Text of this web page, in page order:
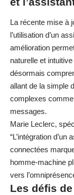
La récente mise à
l’utilisation d’un
amélioration
naturelle et
désormais
allant de la simple
complexes comme
messages.
Marie Leclerc,
“L’intégration
connectées
homme-machine
vers
Les défis